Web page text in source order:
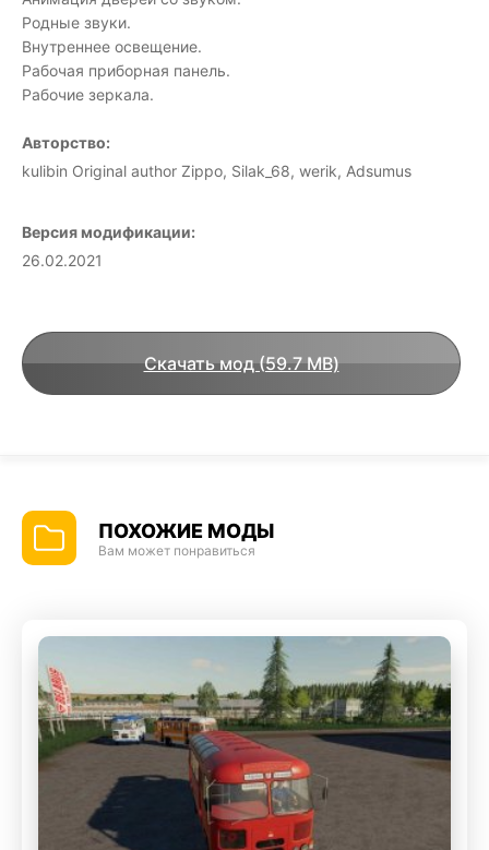
Родные звуки.
Внутреннее освещение.
Рабочая приборная панель.
Рабочие зеркала.
Авторство:
kulibin Original author Zippo, Silak_68, werik, Adsumus
Версия модификации:
26.02.2021
Скачать мод (59.7 MB)
ПОХОЖИЕ МОДЫ
Вам может понравиться